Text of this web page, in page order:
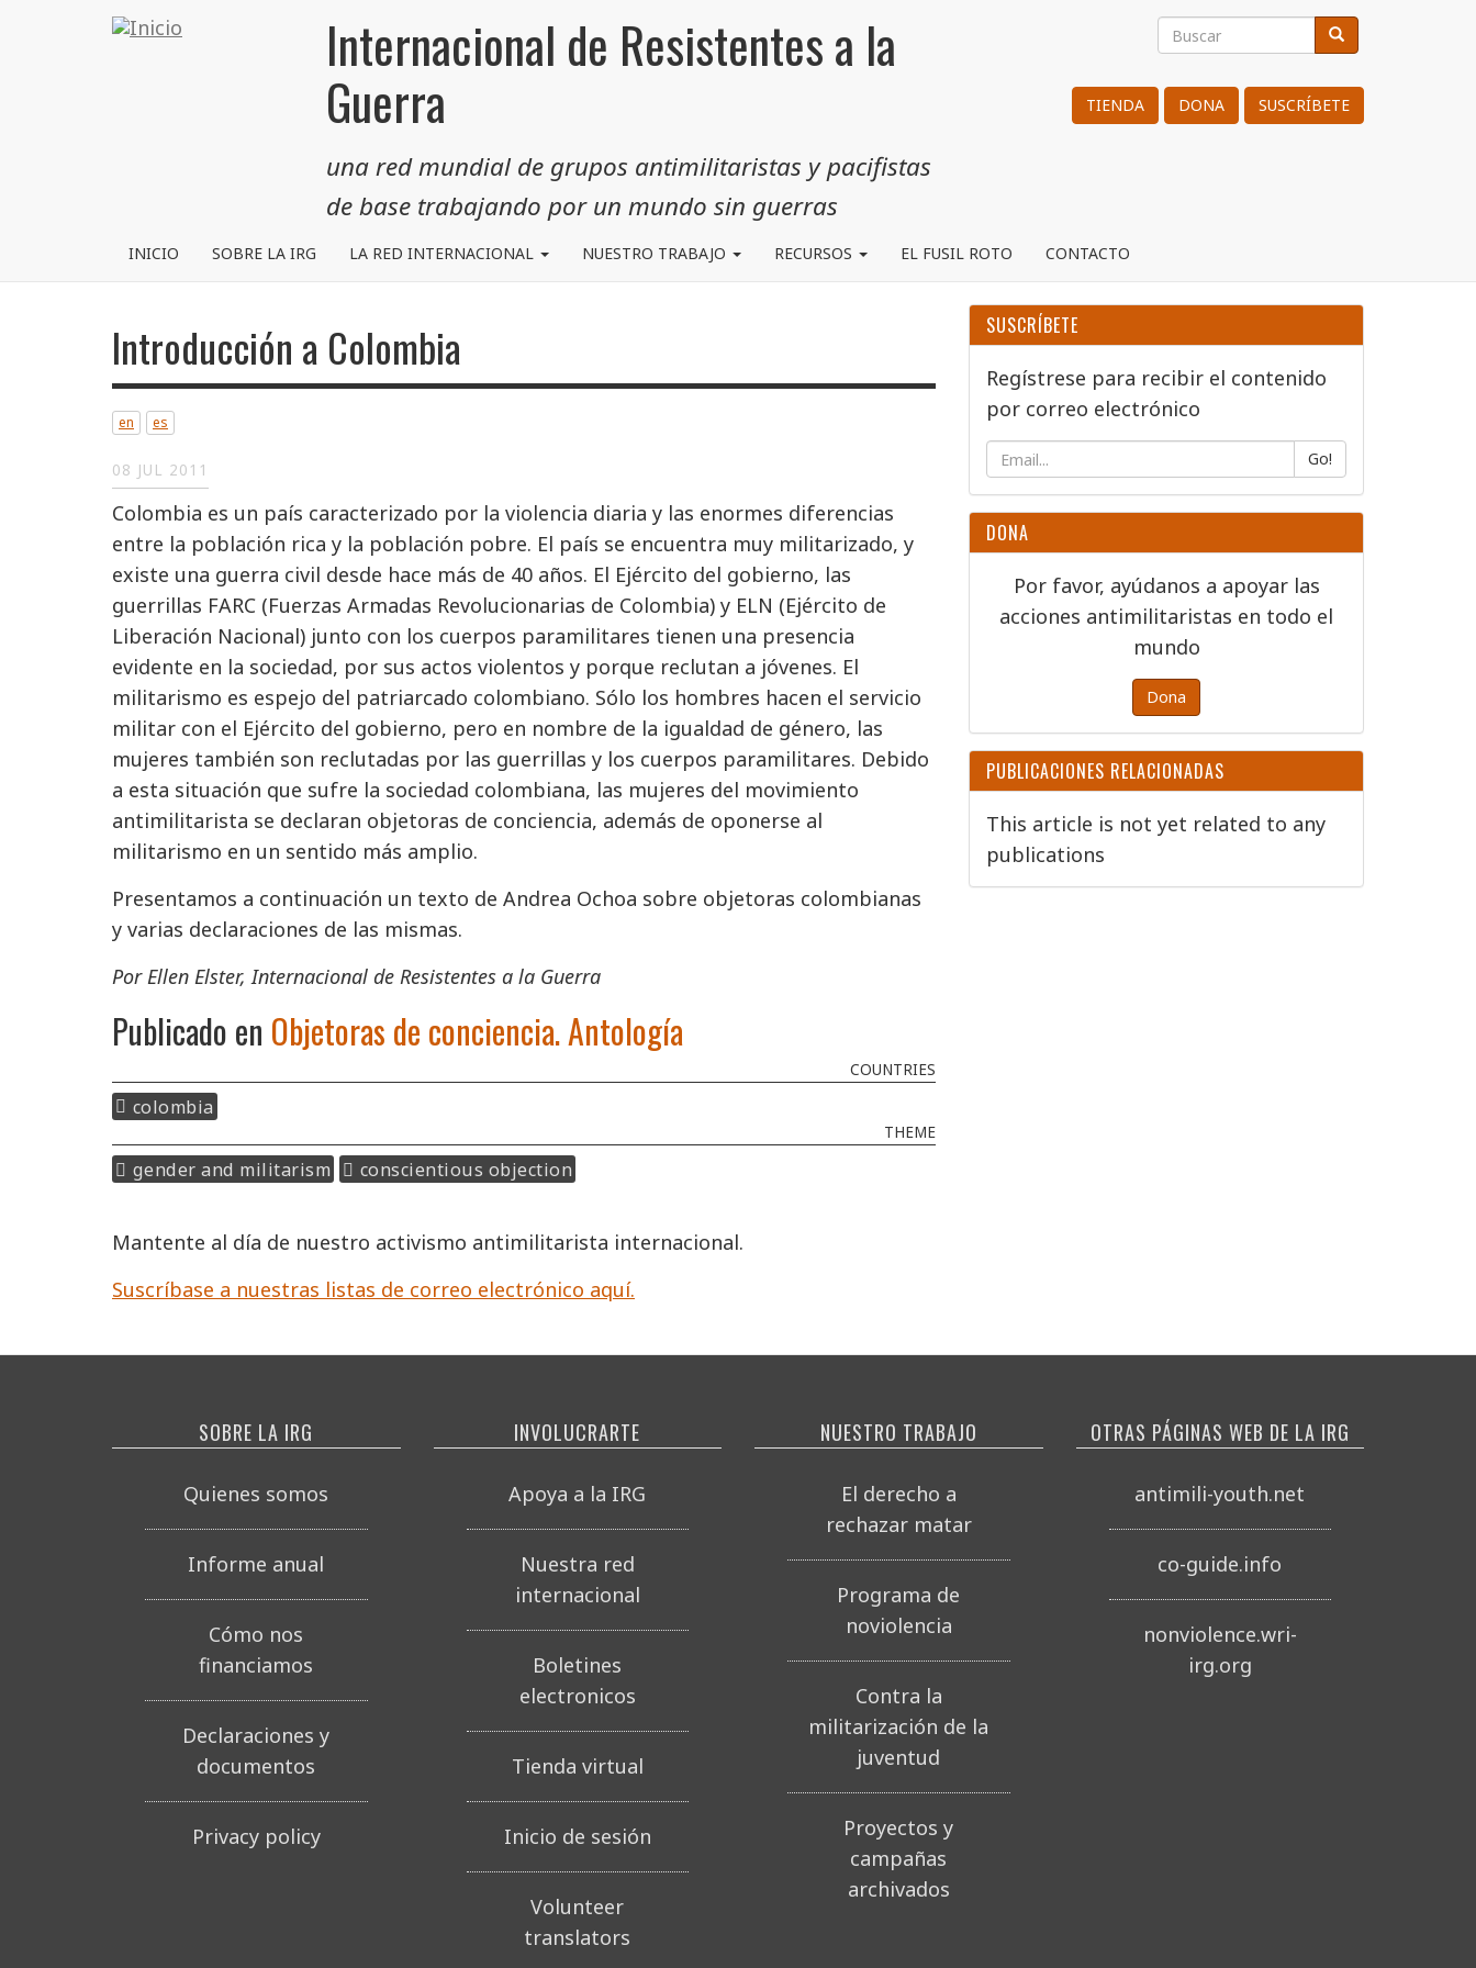
Internacional de Resistentes a la
Guerra
una red mundial de grupos antimilitaristas y pacifistas
de base trabajando por un mundo sin guerras
Search
Buscar Buscar
TIENDA DONA SUSCRÍBETE
INICIO SOBRE LA IRG LA RED INTERNACIONAL NUESTRO TRABAJO RECURSOS EL FUSIL ROTO CONTACTO
Introducción a Colombia
en es
08 JUL 2011
Colombia es un país caracterizado por la violencia diaria y las enormes diferencias
entre la población rica y la población pobre. El país se encuentra muy militarizado, y
existe una guerra civil desde hace más de 40 años. El Ejército del gobierno, las
guerrillas FARC (Fuerzas Armadas Revolucionarias de Colombia) y ELN (Ejército de
Liberación Nacional) junto con los cuerpos paramilitares tienen una presencia
evidente en la sociedad, por sus actos violentos y porque reclutan a jóvenes. El
militarismo es espejo del patriarcado colombiano. Sólo los hombres hacen el servicio
militar con el Ejército del gobierno, pero en nombre de la igualdad de género, las
mujeres también son reclutadas por las guerrillas y los cuerpos paramilitares. Debido
a esta situación que sufre la sociedad colombiana, las mujeres del movimiento
antimilitarista se declaran objetoras de conciencia, además de oponerse al
militarismo en un sentido más amplio.
Presentamos a continuación un texto de Andrea Ochoa sobre objetoras colombianas
y varias declaraciones de las mismas.
Por Ellen Elster, Internacional de Resistentes a la Guerra
Publicado en Objetoras de conciencia. Antología
COUNTRIES
colombia
THEME
gender and militarism conscientious objection
Mantente al día de nuestro activismo antimilitarista internacional.
Suscríbase a nuestras listas de correo electrónico aquí.
SUSCRÍBETE
Regístrese para recibir el contenido
por correo electrónico
Go!
DONA
Por favor, ayúdanos a apoyar las
acciones antimilitaristas en todo el
mundo
Dona
PUBLICACIONES RELACIONADAS
This article is not yet related to any
publications
SOBRE LA IRG
Quienes somos
Informe anual
Cómo nos
financiamos
Declaraciones y
documentos
Privacy policy
INVOLUCRARTE
Apoya a la IRG
Nuestra red
internacional
Boletines
electronicos
Tienda virtual
Inicio de sesión
Volunteer
translators
NUESTRO TRABAJO
El derecho a
rechazar matar
Programa de
noviolencia
Contra la
militarización de la
juventud
Proyectos y
campañas
archivados
OTRAS PÁGINAS WEB DE LA IRG
antimili-youth.net
co-guide.info
nonviolence.wri-
irg.org